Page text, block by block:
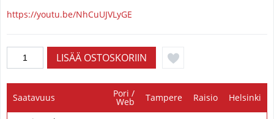
https://youtu.be/NhCuUJVLyGE
Saatavuus Pori /
Web Tampere Raisio Helsinki